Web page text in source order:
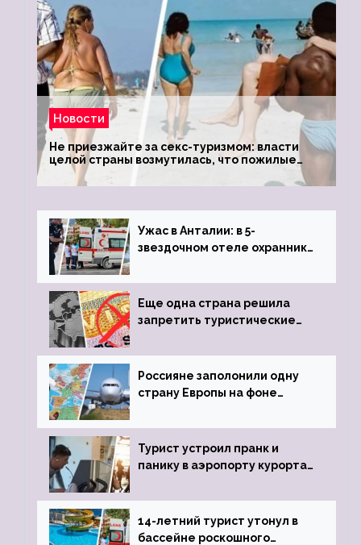
Новости
Не приезжайте за секс-туризмом: власти
целой страны возмутилась, что пожилые
туристки массово едут к ним, чтобы
обзавестись молодыми любовниками
Ужас в Анталии: в 5-
звездочном отеле охранник
пистолета
Еще одна страна решила
запретить туристические
Россияне заполонили одну
страну Европы на фоне
виз
Турист устроил пранк и
панику в аэропорту курорта,
задержке рейса
14-летний турист утонул в
бассейне роскошного